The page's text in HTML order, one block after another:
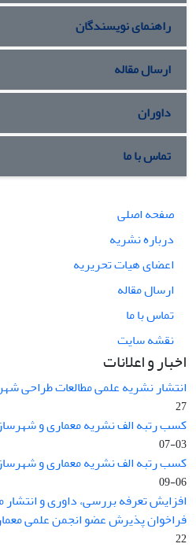
راهنمای نویسندگان
ارسال مقاله
داوران
تماس با ما
صفحه اصلی
درباره نشریه
اعضای هیات تحریریه
ارسال مقاله
تماس با ما
نقشه سایت
اخبار و اعلانات
انتشار نشریه علمی مطالعات طراحی
27
کسب رتبه الف نشریه معماری و
03-07
کسب رتبه الف نشریه معماری و
06-09
افزایش تعرفه بررسی، داوری و انتشار
فراخوان پذیرش عضو انجمن علمی
22